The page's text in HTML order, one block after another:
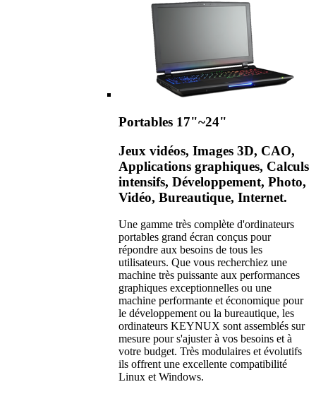
Portables 17"~24"
Jeux vidéos, Images 3D, CAO,
Applications graphiques, Calculs
intensifs, Développement, Photo,
Vidéo, Bureautique, Internet.
Une gamme très complète d'ordinateurs
portables grand écran conçus pour
répondre aux besoins de tous les
utilisateurs. Que vous recherchiez une
machine très puissante aux performances
graphiques exceptionnelles ou une
machine performante et économique pour
le développement ou la bureautique, les
ordinateurs KEYNUX sont assemblés sur
mesure pour s'ajuster à vos besoins et à
votre budget. Très modulaires et évolutifs
ils offrent une excellente compatibilité
Linux et Windows.